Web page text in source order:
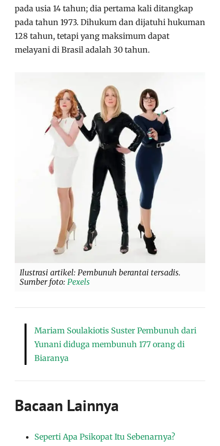
pada usia 14 tahun; dia pertama kali ditangkap
pada tahun 1973. Dihukum dan dijatuhi hukuman
128 tahun, tetapi yang maksimum dapat
melayani di Brasil adalah 30 tahun.
Ilustrasi artikel: Pembunuh berantai tersadis.
Sumber foto: Pexels
Mariam Soulakiotis Suster Pembunuh dari
Yunani diduga membunuh 177 orang di
Biaranya
Bacaan Lainnya
Seperti Apa Psikopat Itu Sebenarnya?